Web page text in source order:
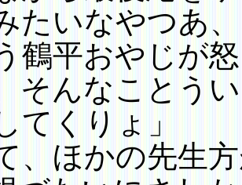
たいなやつあ
鶴平おやじが
そんなことう
てくりょ」
、ほかの先生